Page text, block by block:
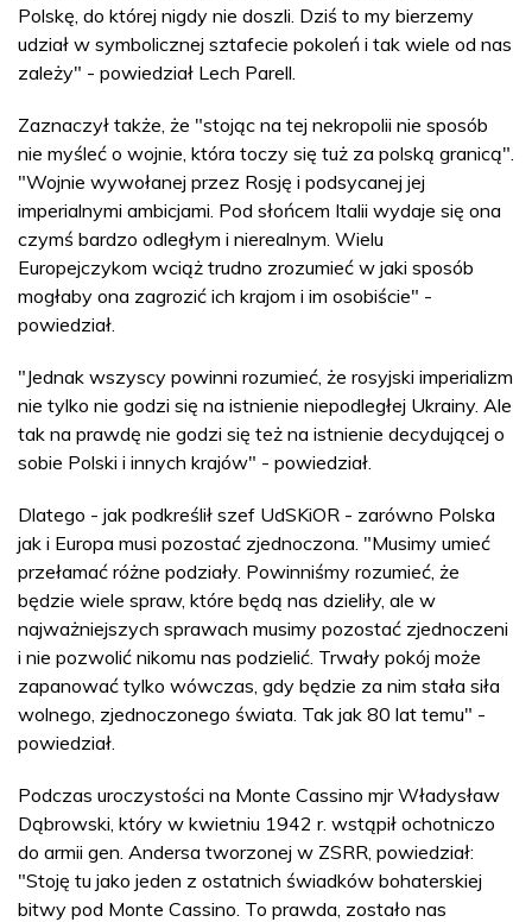
Polskę, do której nigdy nie doszli. Dziś to my bierzemy
udział w symbolicznej sztafecie pokoleń i tak wiele od nas
zależy" - powiedział Lech Parell.
Zaznaczył także, że "stojąc na tej nekropolii nie sposób
nie myśleć o wojnie, która toczy się tuż za polską granicą".
"Wojnie wywołanej przez Rosję i podsycanej jej
imperialnymi ambicjami. Pod słońcem Italii wydaje się ona
czymś bardzo odległym i nierealnym. Wielu
Europejczykom wciąż trudno zrozumieć w jaki sposób
mogłaby ona zagrozić ich krajom i im osobiście" -
powiedział.
"Jednak wszyscy powinni rozumieć, że rosyjski imperializm
nie tylko nie godzi się na istnienie niepodległej Ukrainy. Ale
tak na prawdę nie godzi się też na istnienie decydującej o
sobie Polski i innych krajów" - powiedział.
Dlatego - jak podkreślił szef UdSKiOR - zarówno Polska
jak i Europa musi pozostać zjednoczona. "Musimy umieć
przełamać różne podziały. Powinniśmy rozumieć, że
będzie wiele spraw, które będą nas dzieliły, ale w
najważniejszych sprawach musimy pozostać zjednoczeni
i nie pozwolić nikomu nas podzielić. Trwały pokój może
zapanować tylko wówczas, gdy będzie za nim stała siła
wolnego, zjednoczonego świata. Tak jak 80 lat temu" -
powiedział.
Podczas uroczystości na Monte Cassino mjr Władysław
Dąbrowski, który w kwietniu 1942 r. wstąpił ochotniczo
do armii gen. Andersa tworzonej w ZSRR, powiedział:
"Stoję tu jako jeden z ostatnich świadków bohaterskiej
bitwy pod Monte Cassino. To prawda, zostało nas